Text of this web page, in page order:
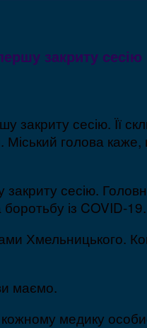
закриту сесію
закриту сесію. Її
Міський голова
сесію.
із COVID-19.
Хмельницького.
маємо.
медику